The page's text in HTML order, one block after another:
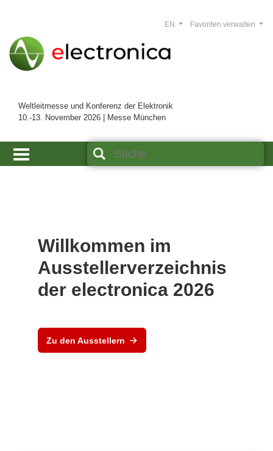
Weltleitmesse und Konferenz der Elektronik
10.-13. November 2026 | Messe München
Favoriten verwalten
EN
Willkommen im
Ausstellerverzeichnis
der electronica 2026
Zu den Ausstellern